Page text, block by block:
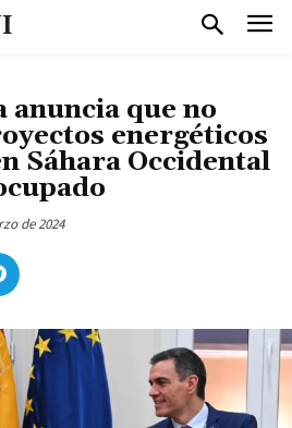
anuncia que no
energéticos
Sáhara Occidental
de 2024